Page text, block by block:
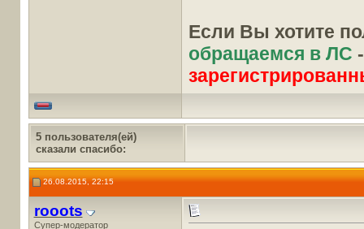
Если Вы хотите
обращаемся в ЛС
5 пользователя(ей)
сказали cпасибо:
26.08.2015, 22:15
rooots
Супер-модератор